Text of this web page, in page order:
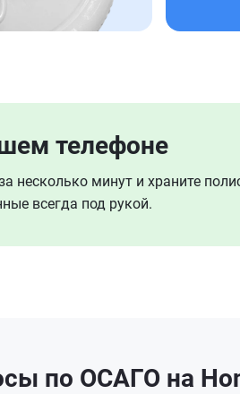
телефоне
несколько минут и храните
всегда под рукой.
по ОСАГО на